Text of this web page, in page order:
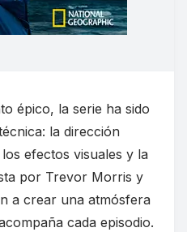
épico, la serie ha sido
la dirección
efectos visuales y la
por Trevor Morris y
a crear una atmósfera
cada episodio.